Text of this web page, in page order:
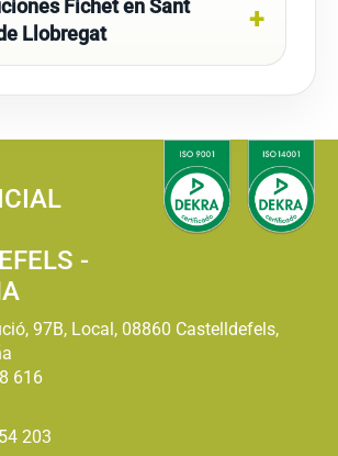
Fichet en Sant
Llobregat
-
97B, Local, 08860 Castelldefels,
616
203